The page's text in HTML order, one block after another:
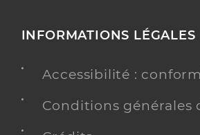
INFORMATIONS LÉGALES
Accessibilité :
Conditions générales